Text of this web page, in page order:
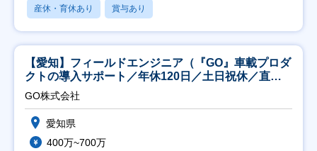
産休・育休あり 賞与あり
【愛知】フィールドエンジニア（『GO』車載プロダ
クトの導入サポート／年休120日／土日祝休／直行
直帰
GO株式会社
愛知県
400万~700万